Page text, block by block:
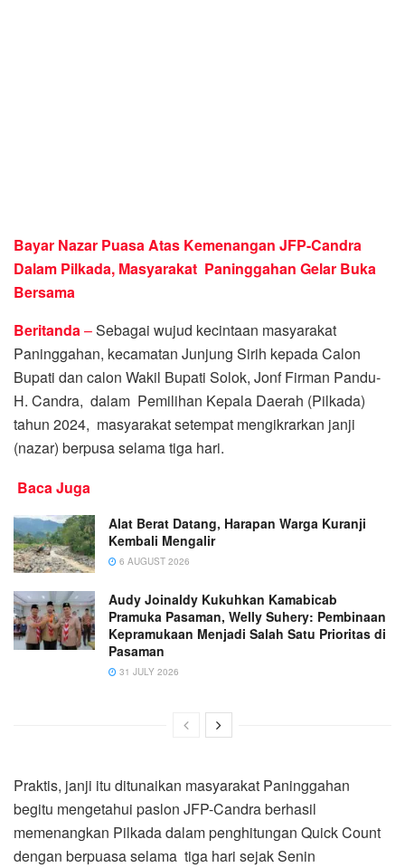
Bayar Nazar Puasa Atas Kemenangan JFP-Candra
Dalam Pilkada, Masyarakat Paninggahan Gelar Buka
Bersama
Beritanda–Sebagai wujud kecintaan masyarakat
Paninggahan, kecamatan Junjung Sirih kepada Calon
Bupati dan calon Wakil Bupati Solok, Jonf Firman Pandu-
H. Candra, dalam Pemilihan Kepala Daerah (Pilkada)
tahun 2024, masyarakat setempat mengikrarkan janji
(nazar) berpusa selama tiga hari.
Baca Juga
Alat Berat Datang, Harapan Warga Kuranji
Kembali Mengalir
6 AUGUST 2026
Audy Joinaldy Kukuhkan Kamabicab
Pramuka Pasaman, Welly Suhery: Pembinaan
Kepramukaan Menjadi Salah Satu Prioritas di
Pasaman
31 JULY 2026
Praktis, janji itu ditunaikan masyarakat Paninggahan
begitu mengetahui paslon JFP-Candra berhasil
memenangkan Pilkada dalam penghitungan Quick Count
dengan berpuasa selama tiga hari sejak Senin